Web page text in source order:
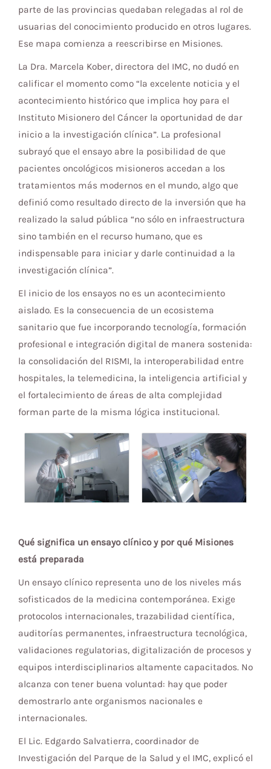
parte de las provincias quedaban relegadas al rol de
usuarias del conocimiento producido en otros lugares.
Ese mapa comienza a reescribirse en Misiones.
La Dra. Marcela Kober, directora del IMC, no dudó en
calificar el momento como “la excelente noticia y el
acontecimiento histórico que implica hoy para el
Instituto Misionero del Cáncer la oportunidad de dar
inicio a la investigación clínica”. La profesional
subrayó que el ensayo abre la posibilidad de que
pacientes oncológicos misioneros accedan a los
tratamientos más modernos en el mundo, algo que
definió como resultado directo de la inversión que ha
realizado la salud pública “no sólo en infraestructura
sino también en el recurso humano, que es
indispensable para iniciar y darle continuidad a la
investigación clínica”.
El inicio de los ensayos no es un acontecimiento
aislado. Es la consecuencia de un ecosistema
sanitario que fue incorporando tecnología, formación
profesional e integración digital de manera sostenida:
la consolidación del RISMI, la interoperabilidad entre
hospitales, la telemedicina, la inteligencia artificial y
el fortalecimiento de áreas de alta complejidad
forman parte de la misma lógica institucional.
Qué significa un ensayo clínico y por qué Misiones
está preparada
Un ensayo clínico representa uno de los niveles más
sofisticados de la medicina contemporánea. Exige
protocolos internacionales, trazabilidad científica,
auditorías permanentes, infraestructura tecnológica,
validaciones regulatorias, digitalización de procesos y
equipos interdisciplinarios altamente capacitados. No
alcanza con tener buena voluntad: hay que poder
demostrarlo ante organismos nacionales e
internacionales.
El Lic. Edgardo Salvatierra, coordinador de
Investigación del Parque de la Salud y el IMC, explicó el